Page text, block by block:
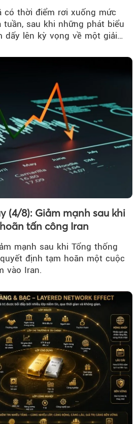
có thời điểm rơi xuống mức
sau khi những phát biểu
dấy lên kỳ vọng về một giải
(4/8): Giảm mạnh sau khi
tấn công Iran
mạnh sau khi Tổng thống
định tạm hoãn một cuộc
vào Iran.